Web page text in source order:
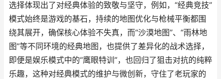
选择体现出了对经典体验的致敬与坚守，例如，“经典竞技”
模式始终是游戏的基石，持续的地图优化与枪械平衡都围
绕其展开，确保核心体验不失真，而“沙漠地图”、“雨林地
图”等不同环境的经典地图，也提供了差异化的战术选择，
即便是娱乐模式中的“鹰眼特训”，也回归了狙击对抗的纯粹
乐趣，这种对经典模式的维护与微创新，守住了老玩家的